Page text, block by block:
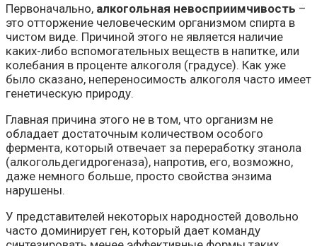
Первоначально, алкогольная невосприимчивость –
это отторжение человеческим организмом спирта в
чистом виде. Причиной этого не является наличие
каких-либо вспомогательных веществ в напитке, или
колебания в проценте алкоголя (градусе). Как уже
было сказано, непереносимость алкоголя часто имеет
генетическую природу.
Главная причина этого не в том, что организм не
обладает достаточным количеством особого
фермента, который отвечает за переработку этанола
(алкогольдегидрогеназа), напротив, его, возможно,
даже немного больше, просто свойства энзима
нарушены.
У представителей некоторых народностей довольно
часто доминирует ген, который дает команду